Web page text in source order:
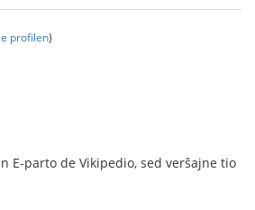
profilen)
E-parto de Vikipedio, sed verŝajne tio